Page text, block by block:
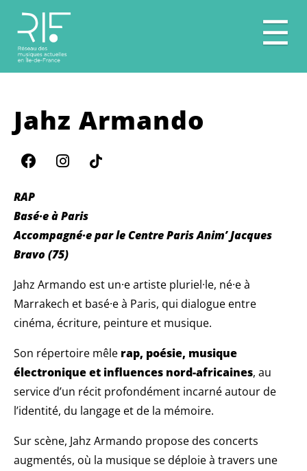
☰
Jahz Armando
RAP
Basé·e à Paris
Accompagné·e par le Centre Paris Anim’ Jacques
Bravo (75)
Jahz Armando est un·e artiste pluriel·le, né·e à
Marrakech et basé·e à Paris, qui dialogue entre
cinéma, écriture, peinture et musique.
Son répertoire mêle rap, poésie, musique
électronique et influences nord-africaines, au
service d’un récit profondément incarné autour de
l’identité, du langage et de la mémoire.
Sur scène, Jahz Armando propose des concerts
augmentés, où la musique se déploie à travers une